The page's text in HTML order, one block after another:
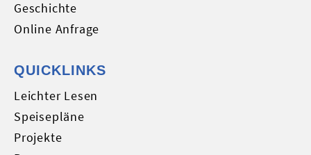
Geschichte
Online Anfrage
QUICKLINKS
Leichter Lesen
Speisepläne
Projekte